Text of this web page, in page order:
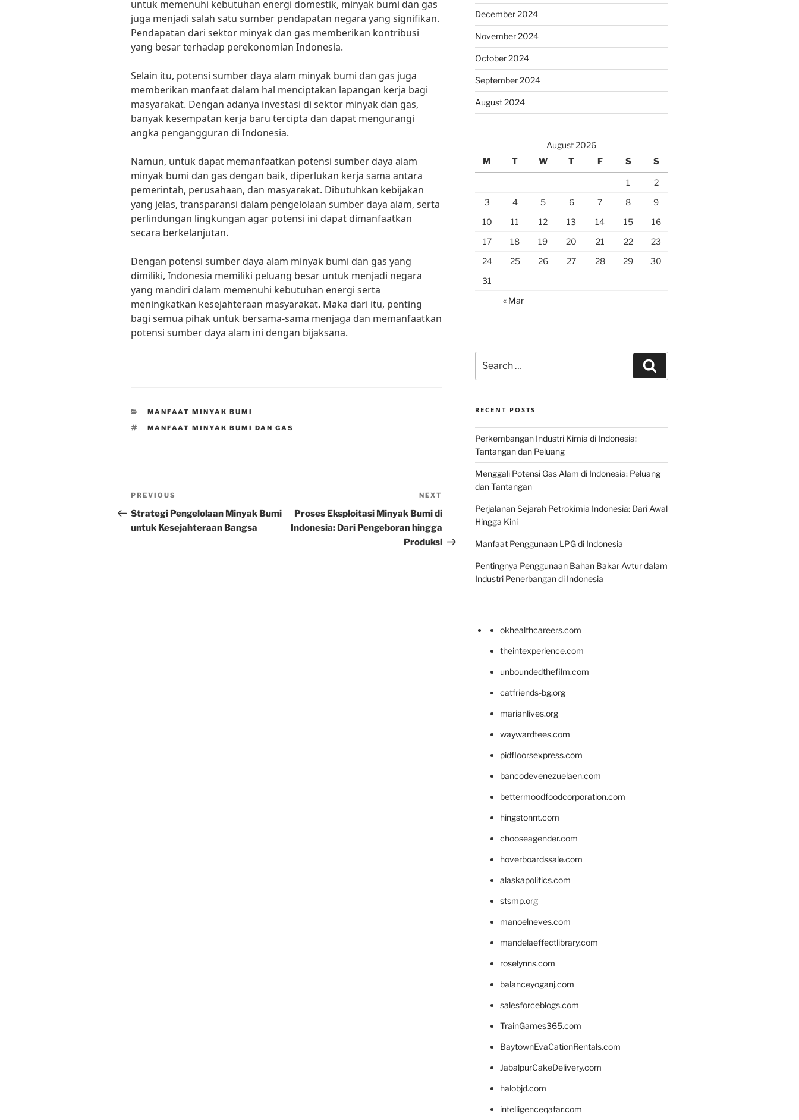
untuk memenuhi kebutuhan energi domestik, minyak bumi dan gas
juga menjadi salah satu sumber pendapatan negara yang signifikan.
Pendapatan dari sektor minyak dan gas memberikan kontribusi
yang besar terhadap perekonomian Indonesia.
Selain itu, potensi sumber daya alam minyak bumi dan gas juga
memberikan manfaat dalam hal menciptakan lapangan kerja bagi
masyarakat. Dengan adanya investasi di sektor minyak dan gas,
banyak kesempatan kerja baru tercipta dan dapat mengurangi
angka pengangguran di Indonesia.
Namun, untuk dapat memanfaatkan potensi sumber daya alam
minyak bumi dan gas dengan baik, diperlukan kerja sama antara
pemerintah, perusahaan, dan masyarakat. Dibutuhkan kebijakan
yang jelas, transparansi dalam pengelolaan sumber daya alam, serta
perlindungan lingkungan agar potensi ini dapat dimanfaatkan
secara berkelanjutan.
Dengan potensi sumber daya alam minyak bumi dan gas yang
dimiliki, Indonesia memiliki peluang besar untuk menjadi negara
yang mandiri dalam memenuhi kebutuhan energi serta
meningkatkan kesejahteraan masyarakat. Maka dari itu, penting
bagi semua pihak untuk bersama-sama menjaga dan memanfaatkan
potensi sumber daya alam ini dengan bijaksana.
CATEGORIES
MANFAAT MINYAK BUMI
TAGS
MANFAAT MINYAK BUMI DAN GAS
Post
navigation
Previous
Post
PREVIOUS
Strategi Pengelolaan Minyak Bumi
untuk Kesejahteraan Bangsa
Post
NEXT
Proses Eksploitasi Minyak Bumi di
Indonesia: Dari Pengeboran hingga
Produksi
December 2024
November 2024
October 2024
September 2024
August 2024
August 2026
M
T W T F S S
1
2
3
4 5 6 7 8
9
10
11 12 13 14 15
16
17
18 19 20 21 22
23
24
25 26 27 28 29
30
31
« Mar
for:
RECENT POSTS
Perkembangan Industri Kimia di Indonesia:
Tantangan dan Peluang
Menggali Potensi Gas Alam di Indonesia: Peluang
dan Tantangan
Perjalanan Sejarah Petrokimia Indonesia: Dari Awal
Hingga Kini
Manfaat Penggunaan LPG di Indonesia
Pentingnya Penggunaan Bahan Bakar Avtur dalam
Industri Penerbangan di Indonesia
okhealthcareers.com
theintexperience.com
unboundedthefilm.com
catfriends-bg.org
marianlives.org
waywardtees.com
pidfloorsexpress.com
bancodevenezuelaen.com
bettermoodfoodcorporation.com
hingstonnt.com
chooseagender.com
hoverboardssale.com
alaskapolitics.com
stsmp.org
manoelneves.com
mandelaeffectlibrary.com
roselynns.com
balanceyoganj.com
salesforceblogs.com
TrainGames365.com
BaytownEvaCationRentals.com
JabalpurCakeDelivery.com
halobjd.com
intelligenceqatar.com